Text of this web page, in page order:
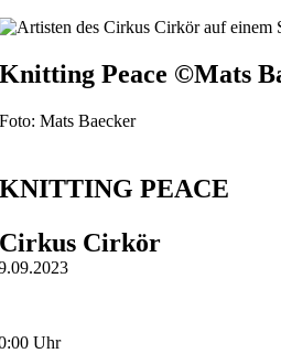
Knitting Peace ©Mats
Foto: Mats Baecker
KNITTING PEACE
Cirkus Cirkör
Uhr